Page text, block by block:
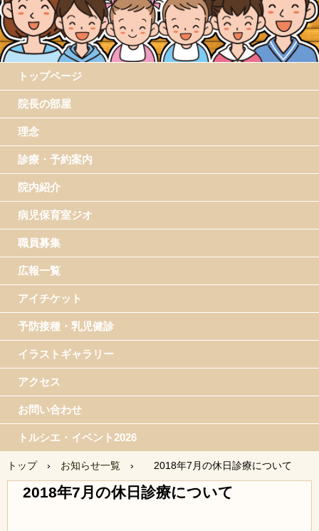
トップページ
院長の部屋
理念
診療・予約案内
院内紹介
病児保育室ジオ
職員募集
広報一覧
アイチケット
予防接種・乳児健診
イラストギャラリー
アクセス
お問い合わせ
トルシエ・イベント2026
トップ › お知らせ一覧 › 2018年7月の休日診療について
2018年7月の休日診療について